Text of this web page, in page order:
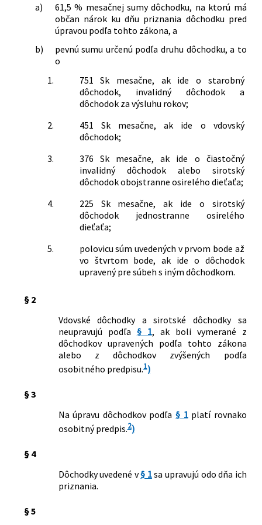
a)
61,5 % mesačnej sumy dôchodku, na ktorú má
občan nárok ku dňu priznania dôchodku pred
úpravou podľa tohto zákona, a
b)
pevnú sumu určenú podľa druhu dôchodku, a to
o
1.
751 Sk mesačne, ak ide o starobný
dôchodok, invalidný dôchodok a
dôchodok za výsluhu rokov;
2.
451 Sk mesačne, ak ide o vdovský
dôchodok;
3.
376 Sk mesačne, ak ide o čiastočný
invalidný dôchodok alebo sirotský
dôchodok obojstranne osirelého dieťaťa;
4.
225 Sk mesačne, ak ide o sirotský
dôchodok jednostranne osirelého
dieťaťa;
5.
polovicu súm uvedených v prvom bode až
vo štvrtom bode, ak ide o dôchodok
upravený pre súbeh s iným dôchodkom.
§ 2
Vdovské dôchodky a sirotské dôchodky sa
neupravujú podľa § 1, ak boli vymerané z
dôchodkov upravených podľa tohto zákona
alebo z dôchodkov zvýšených podľa
osobitného predpisu.1)
§ 3
Na úpravu dôchodkov podľa § 1platí rovnako
osobitný predpis.2)
§ 4
Dôchodky uvedené v§ 1sa upravujú odo dňa ich
priznania.
§ 5